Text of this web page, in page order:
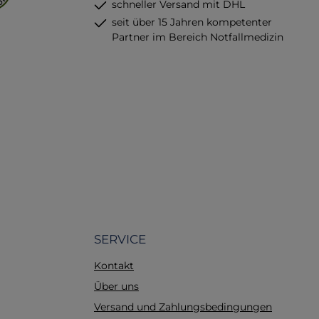
schneller Versand mit DHL
seit über 15 Jahren kompetenter
Partner im Bereich Notfallmedizin
SERVICE
Kontakt
Über uns
Versand und Zahlungsbedingungen